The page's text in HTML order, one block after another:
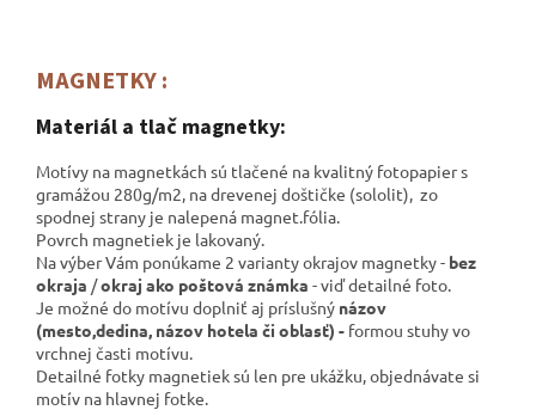
MAGNETKY :
Materiál a tlač magnetky:
Motívy na magnetkách sú tlačené na kvalitný fotopapier s
gramážou 280g/m2, na drevenej doštičke (sololit), zo
spodnej strany je nalepená magnet.fólia.
Povrch magnetiek je lakovaný.
Na výber Vám ponúkame 2 varianty okrajov magnetky - bez
okraja /okraj ako poštová známka - viď detailné foto.
Je možné do motívu doplniť aj príslušný názov
(mesto,dedina, názov hotela či oblasť) - formou stuhy vo
vrchnej časti motívu.
Detailné fotky magnetiek sú len pre ukážku, objednávate si
motív na hlavnej fotke.